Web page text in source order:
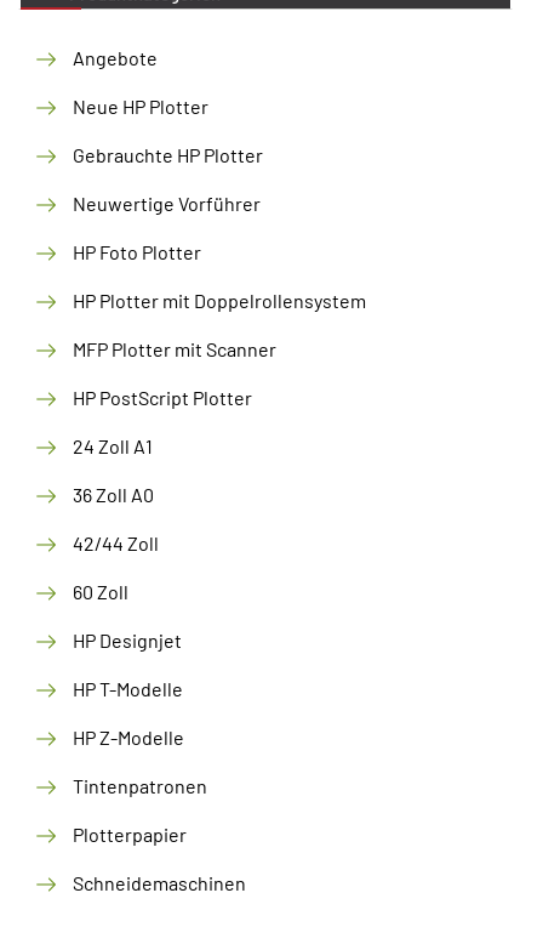
Angebote
Neue HP Plotter
Gebrauchte HP Plotter
Neuwertige Vorführer
HP Foto Plotter
HP Plotter mit Doppelrollensystem
MFP Plotter mit Scanner
HP PostScript Plotter
24 Zoll A1
36 Zoll A0
42/44 Zoll
60 Zoll
HP Designjet
HP T-Modelle
HP Z-Modelle
Tintenpatronen
Plotterpapier
Schneidemaschinen